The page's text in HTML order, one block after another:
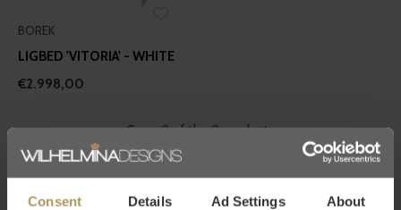
Consent Details Ad Settings About
BOREK
LIGBED 'VITORIA' - WHITE
€2.998,00
Seen 9 of the 9 products